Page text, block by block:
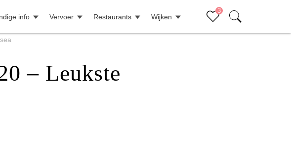
3
info Vervoer Restaurants Wijken
Aanrader: Lisboa Card
– Leukste